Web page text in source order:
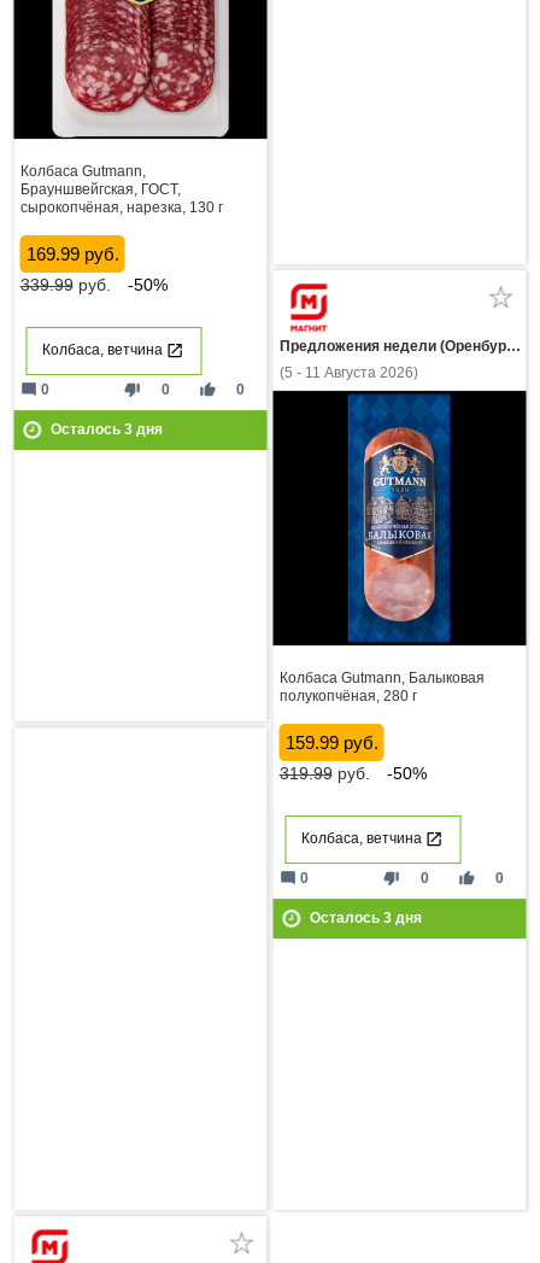
Колбаса Gutmann,
Брауншвейгская, ГОСТ,
сырокопчёная, нарезка, 130 г
169.99 руб.
339.99руб. -50%
Колбаса, ветчина
thumb_down 0 thumb_up 0
mode_comment 0
Осталось 3дня
Предложения недели (Оренбургская область)
(5 - 11 Августа 2026)
Колбаса Gutmann, Балыковая
полукопчёная, 280 г
159.99 руб.
319.99руб. -50%
Колбаса, ветчина
thumb_down 0 thumb_up 0
mode_comment 0
Осталось 3дня